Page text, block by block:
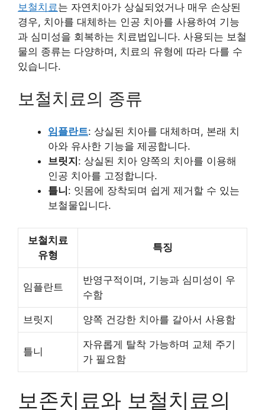
보철치료는 자연치아가 상실되었거나 매우 손상된
경우, 치아를 대체하는 인공 치아를 사용하여 기능
과 심미성을 회복하는 치료법입니다. 사용되는 보철
물의 종류는 다양하며, 치료의 유형에 따라 다를 수
있습니다.
보철치료의 종류
임플란트: 상실된 치아를 대체하며, 본래 치
아와 유사한 기능을 제공합니다.
브릿지: 상실된 치아 양쪽의 치아를 이용해
인공 치아를 고정합니다.
틀니: 잇몸에 장착되며 쉽게 제거할 수 있는
보철물입니다.
보철치료
유형
특징
임플란트
반영구적이며, 기능과 심미성이 우
수함
브릿지 양쪽 건강한 치아를 갈아서 사용함
틀니
자유롭게 탈착 가능하며 교체 주기
가 필요함
보존치료와 보철치료의